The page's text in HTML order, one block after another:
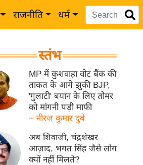
राजनीति धर्म
स्तंभ
MP में कुशवाहा वोट बैंक की
ताकत के आगे झुकी BJP,
'गुलाटी' बयान के लिए तोमर
को मांगनी पड़ी माफी
~ नीरज कुमार दुबे
अब शिवाजी, चंद्रशेखर
आज़ाद, भगत सिंह जैसे लोग
क्यों नहीं मिलते?